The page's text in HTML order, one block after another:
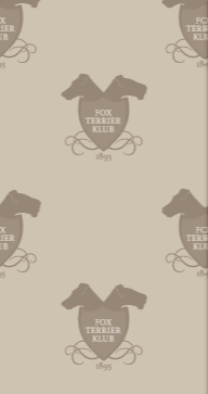
Direkt
zum
Inhalt